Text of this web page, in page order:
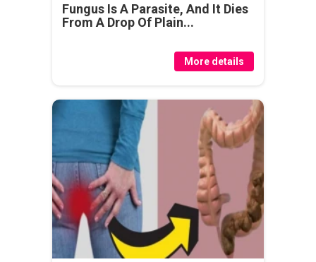
Fungus Is A Parasite, And It Dies
From A Drop Of Plain...
More details